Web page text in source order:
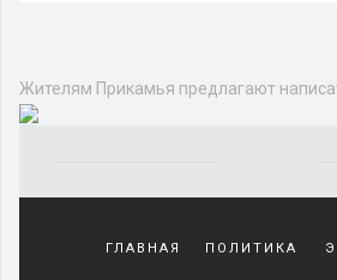
Жителям Прикамья предлагают
sürekli
ГЛАВНАЯ ПОЛИТИКА